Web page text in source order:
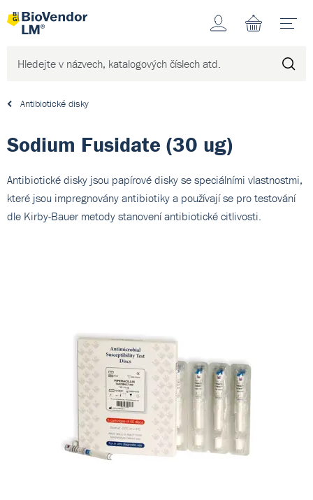
Účet
Antibiotické disky
Sodium Fusidate (30 ug)
Antibiotické disky jsou papírové disky se speciálními vlastnostmi,
které jsou impregnovány antibiotiky a používají se pro testování
dle Kirby-Bauer metody stanovení antibiotické citlivosti.